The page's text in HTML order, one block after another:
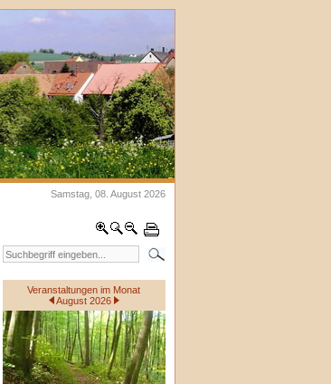
Samstag, 08. August 2026
Veranstaltungen im Monat
August 2026